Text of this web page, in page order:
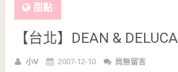
甜點
【台北】DEAN & DELUCA
小V 2007-12-10 尚無留言